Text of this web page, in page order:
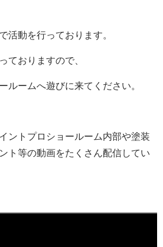
活動を行っております。
ておりますので、
ルームへ遊びに来てください。
ントプロショールーム内部や塗装
ト等の動画をたくさん配信してい